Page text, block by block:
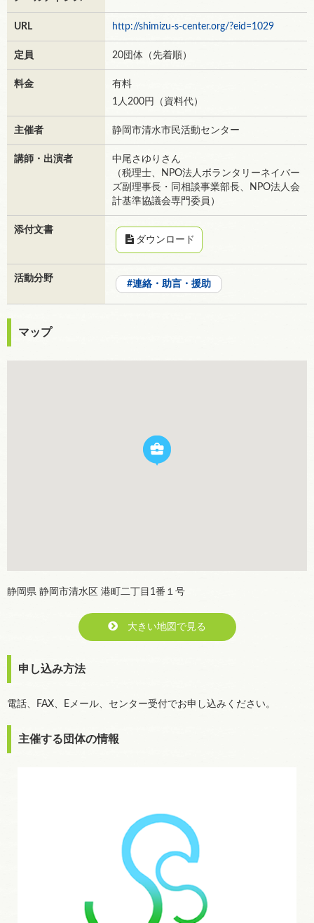
URL http://shimizu-s-center.org/?eid=1029
定員 20団体（先着順）
料金
有料
1人200円（資料代）
主催者 静岡市清水市民活動センター
講師・出演者
中尾さゆりさん
（税理士、NPO法人ボランタリーネイバー
ズ副理事長・同相談事業部長、NPO法人会
計基準協議会専門委員）
添付文書
ダウンロード
活動分野
連絡・助言・援助
マップ
静岡県 静岡市清水区 港町二丁目1番１号
大きい地図で見る
申し込み方法
電話、FAX、Eメール、センター受付でお申し込みください。
主催する団体の情報